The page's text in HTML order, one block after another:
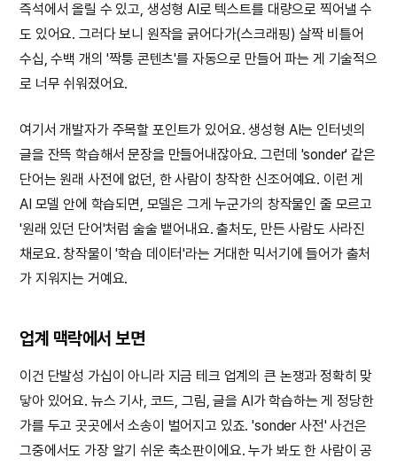
즉석에서 올릴 수 있고, 생성형 AI로 텍스트를 대량으로 찍어낼 수
도 있어요. 그러다 보니 원작을 긁어다가(스크래핑) 살짝 비틀어
수십, 수백 개의 '짝퉁 콘텐츠'를 자동으로 만들어 파는 게 기술적으
로 너무 쉬워졌어요.
여기서 개발자가 주목할 포인트가 있어요. 생성형 AI는 인터넷의
글을 잔뜩 학습해서 문장을 만들어내잖아요. 그런데 'sonder' 같은
단어는 원래 사전에 없던, 한 사람이 창작한 신조어예요. 이런 게
AI 모델 안에 학습되면, 모델은 그게 누군가의 창작물인 줄 모르고
'원래 있던 단어'처럼 술술 뱉어내요. 출처도, 만든 사람도 사라진
채로요. 창작물이 '학습 데이터'라는 거대한 믹서기에 들어가 출처
가 지워지는 거예요.
업계 맥락에서 보면
이건 단발성 가십이 아니라 지금 테크 업계의 큰 논쟁과 정확히 맞
닿아 있어요. 뉴스 기사, 코드, 그림, 글을 AI가 학습하는 게 정당한
가를 두고 곳곳에서 소송이 벌어지고 있죠. 'sonder 사전' 사건은
그중에서도 가장 알기 쉬운 축소판이에요. 누가 봐도 한 사람이 공